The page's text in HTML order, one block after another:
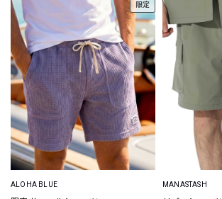
限定
ALOHA BLUE MANASTASH